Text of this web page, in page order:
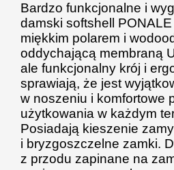
Bardzo funkcjonalne i
damski softshell
miękkim polarem i
oddychającą membraną
ale funkcjonalny krój i e
sprawiają, że jest
w noszeniu i komfortowe
użytkowania w każdym
Posiadają kieszenie
i bryzgoszczelne zamki.
z przodu zapinane na